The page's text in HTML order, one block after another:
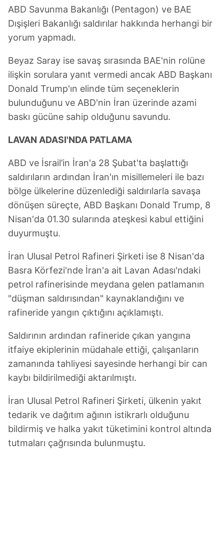
ABD Savunma Bakanlığı (Pentagon) ve BAE
Dışişleri Bakanlığı saldırılar hakkında herhangi bir
yorum yapmadı.
Beyaz Saray ise savaş sırasında BAE'nin rolüne
ilişkin sorulara yanıt vermedi ancak ABD Başkanı
Donald Trump'ın elinde tüm seçeneklerin
bulunduğunu ve ABD'nin İran üzerinde azami
baskı gücüne sahip olduğunu savundu.
LAVAN ADASI'NDA PATLAMA
ABD ve İsrail’in İran'a 28 Şubat'ta başlattığı
saldırıların ardından İran'ın misillemeleri ile bazı
bölge ülkelerine düzenlediği saldırılarla savaşa
dönüşen süreçte, ABD Başkanı Donald Trump, 8
Nisan'da 01.30 sularında ateşkesi kabul ettiğini
duyurmuştu.
İran Ulusal Petrol Rafineri Şirketi ise 8 Nisan'da
Basra Körfezi'nde İran'a ait Lavan Adası'ndaki
petrol rafinerisinde meydana gelen patlamanın
"düşman saldırısından" kaynaklandığını ve
rafineride yangın çıktığını açıklamıştı.
Saldırının ardından rafineride çıkan yangına
itfaiye ekiplerinin müdahale ettiği, çalışanların
zamanında tahliyesi sayesinde herhangi bir can
kaybı bildirilmediği aktarılmıştı.
İran Ulusal Petrol Rafineri Şirketi, ülkenin yakıt
tedarik ve dağıtım ağının istikrarlı olduğunu
bildirmiş ve halka yakıt tüketimini kontrol altında
tutmaları çağrısında bulunmuştu.